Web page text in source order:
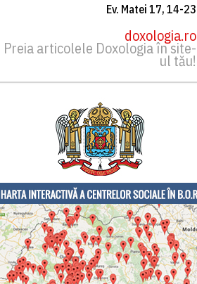
Ev. Matei 17, 14-23
doxologia.ro
Preia articolele Doxologia în site-
ul tău!